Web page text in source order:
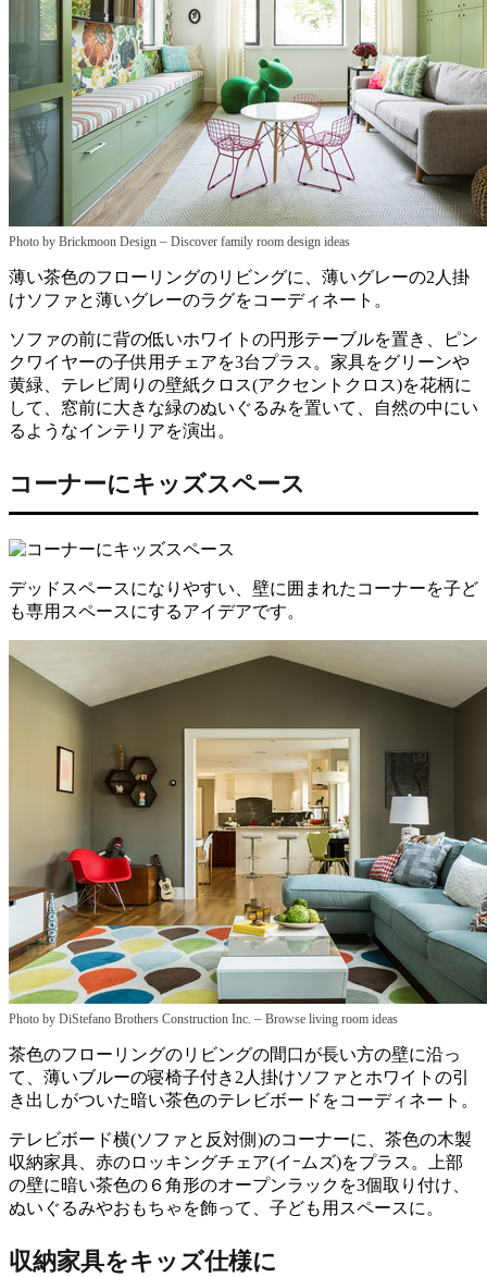
Photo by Brickmoon Design – Discover family room design ideas
薄い茶色のフローリングのリビングに、薄いグレーの2人掛
けソファと薄いグレーのラグをコーディネート。
ソファの前に背の低いホワイトの円形テーブルを置き、ピン
クワイヤーの子供用チェアを3台プラス。家具をグリーンや
黄緑、テレビ周りの壁紙クロス(アクセントクロス)を花柄に
して、窓前に大きな緑のぬいぐるみを置いて、自然の中にい
るようなインテリアを演出。
コーナーにキッズスペース
デッドスペースになりやすい、壁に囲まれたコーナーを子ど
も専用スペースにするアイデアです。
Photo by DiStefano Brothers Construction Inc. – Browse living room ideas
茶色のフローリングのリビングの間口が長い方の壁に沿っ
て、薄いブルーの寝椅子付き2人掛けソファとホワイトの引
き出しがついた暗い茶色のテレビボードをコーディネート。
テレビボード横(ソファと反対側)のコーナーに、茶色の木製
収納家具、赤のロッキングチェア(イｰムズ)をプラス。上部
の壁に暗い茶色の６角形のオープンラックを3個取り付け、
ぬいぐるみやおもちゃを飾って、子ども用スペースに。
収納家具をキッズ仕様に